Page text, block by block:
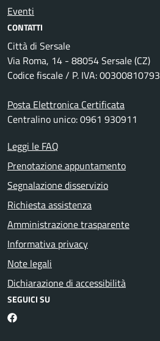
Eventi
CONTATTI
Città di Sersale
Via Roma, 14 - 88054 Sersale (CZ)
Codice fiscale / P. IVA: 00300810793
Posta Elettronica Certificata
Centralino unico: 0961 930911
Leggi le FAQ
Prenotazione appuntamento
Segnalazione disservizio
Richiesta assistenza
Amministrazione trasparente
Informativa privacy
Note legali
Dichiarazione di accessibilità
SEGUICI SU
Facebook